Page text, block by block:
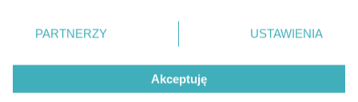
© 2026 Grupa ZPR Media
zmienić/wycofać klikając przycisk ustawień prywatności
znajdujący się w lewym dolnym rogu strony
rodzaje przetwarzania danych nie wymagają zgody
użytkownika, ale masz prawo sprzeciwić się takiemu
przetwarzaniu. Preferencje będą miały zastosowanie tylko
PARTNERZY USTAWIENIA
Akceptuję